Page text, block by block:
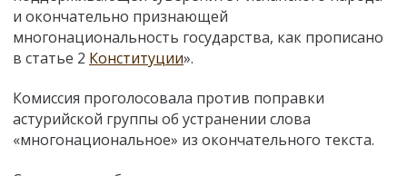
и окончательно признающей
многонациональность государства, как прописано
в статье 2 Конституции».
Комиссия проголосовала против поправки
астурийской группы об устранении слова
«многонациональное» из окончательного текста.